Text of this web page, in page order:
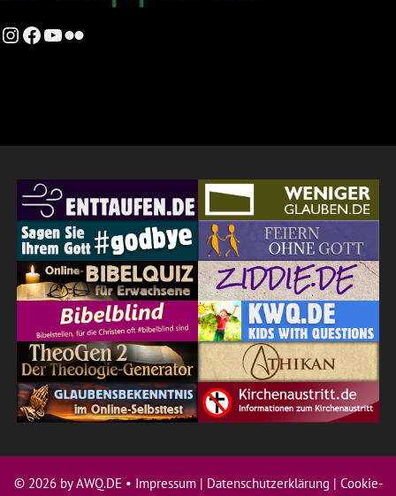
Instagram
Facebook
YouTube
Flickr
© 2026 by AWQ.DE • Impressum| Datenschutzerklärung | Cookie-